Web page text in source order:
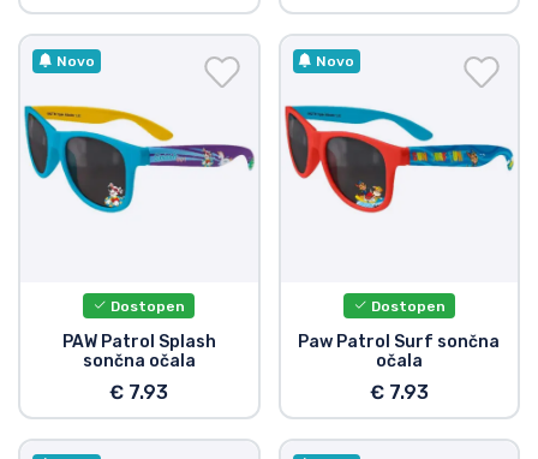
Novo
Dostopen
PAW Patrol Splash
sončna očala
€ 7.93
Novo
Dostopen
Paw Patrol Surf sončna
očala
€ 7.93